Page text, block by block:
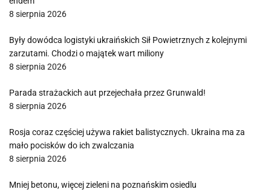
8 sierpnia 2026
Były dowódca logistyki ukraińskich Sił Powietrznych z kolejnymi
zarzutami. Chodzi o majątek wart miliony
8 sierpnia 2026
Parada strażackich aut przejechała przez Grunwald!
8 sierpnia 2026
Rosja coraz częściej używa rakiet balistycznych. Ukraina ma za
mało pocisków do ich zwalczania
8 sierpnia 2026
Mniej betonu, więcej zieleni na poznańskim osiedlu